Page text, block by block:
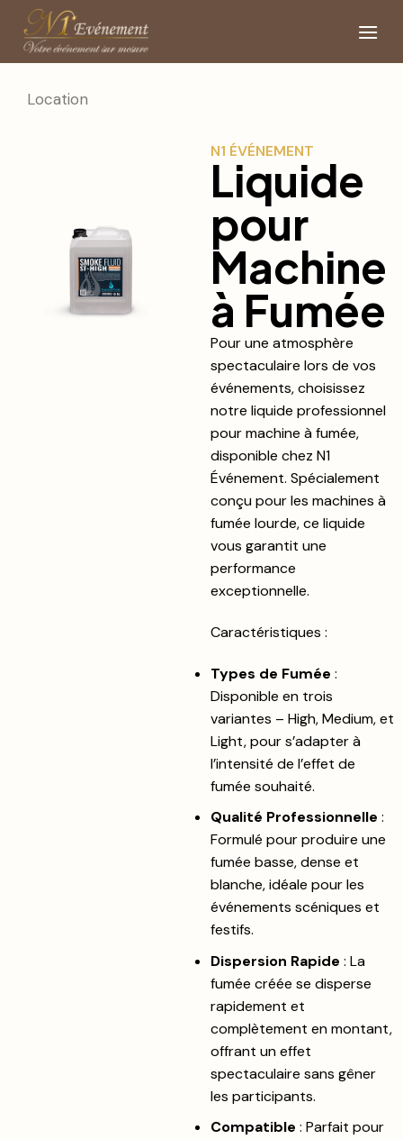
Location
N1 ÉVÉNEMENT
Liquide
pour
Machine
à Fumée
Pour une atmosphère
spectaculaire lors de vos
événements, choisissez
notre liquide professionnel
pour machine à fumée,
disponible chez N1
Événement. Spécialement
conçu pour les machines à
fumée lourde, ce liquide
vous garantit une
performance
exceptionnelle.
Caractéristiques :
Types de Fumée :
Disponible en trois
variantes – High, Medium, et
Light, pour s’adapter à
l’intensité de l’effet de
fumée souhaité.
Qualité Professionnelle :
Formulé pour produire une
fumée basse, dense et
blanche, idéale pour les
événements scéniques et
festifs.
Dispersion Rapide : La
fumée créée se disperse
rapidement et
complètement en montant,
offrant un effet
spectaculaire sans gêner
les participants.
Compatible : Parfait pour